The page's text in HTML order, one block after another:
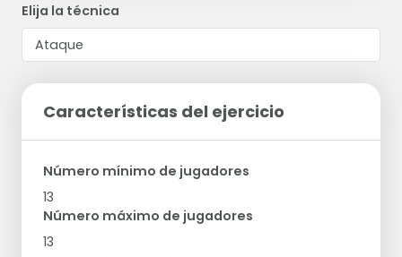
Elija la técnica
Características del ejercicio
Número mínimo de jugadores
13
Número máximo de jugadores
13